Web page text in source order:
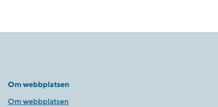
Om webbplatsen
Om webbplatsen